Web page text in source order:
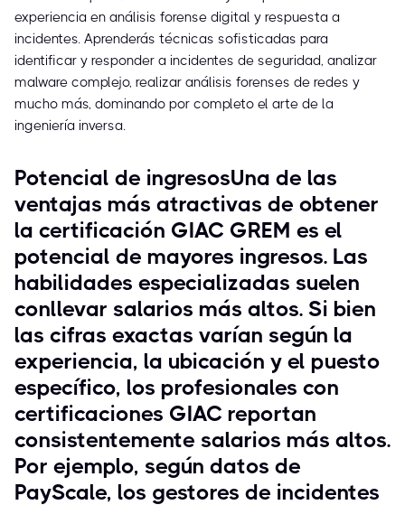
experiencia en análisis forense digital y respuesta a
incidentes. Aprenderás técnicas sofisticadas para
identificar y responder a incidentes de seguridad, analizar
malware complejo, realizar análisis forenses de redes y
mucho más, dominando por completo el arte de la
ingeniería inversa.
Potencial de ingresosUna de las
ventajas más atractivas de obtener
la certificación GIAC GREM es el
potencial de mayores ingresos. Las
habilidades especializadas suelen
conllevar salarios más altos. Si bien
las cifras exactas varían según la
experiencia, la ubicación y el puesto
específico, los profesionales con
certificaciones GIAC reportan
consistentemente salarios más altos.
Por ejemplo, según datos de
PayScale, los gestores de incidentes